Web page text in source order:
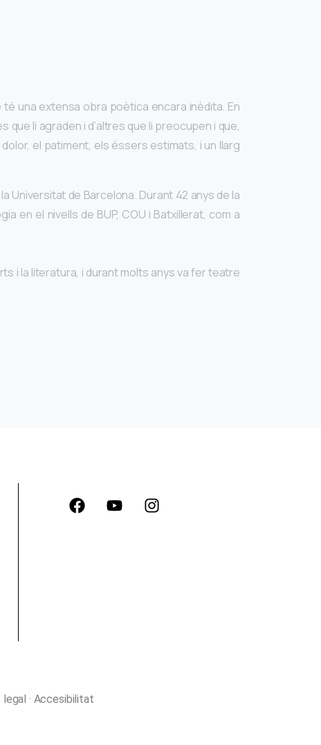
una extensa obra poètica encara inèdita. En
li agraden i d’altres que li preocupen i que,
el patiment, els éssers estimats, i un llarg
Universitat de Barcelona. Durant 42 anys de la
en el nivells de BUP, COU i Batxillerat, com a
i la literatura, i durant molts anys va fer teatre
legal · Accesibilitat